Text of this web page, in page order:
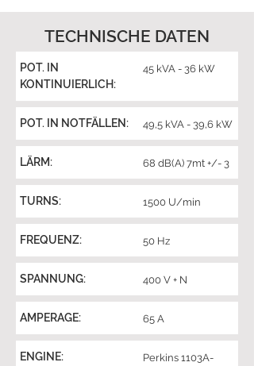
TECHNISCHE DATEN
POT. IN
KONTINUIERLICH:
45 kVA - 36 kW
POT. IN NOTFÄLLEN: 49,5 kVA - 39,6 kW
LÄRM: 68 dB(A) 7mt +/- 3
TURNS: 1500 U/min
FREQUENZ: 50 Hz
SPANNUNG: 400 V + N
AMPERAGE: 65 A
ENGINE:
Perkins 1103A-